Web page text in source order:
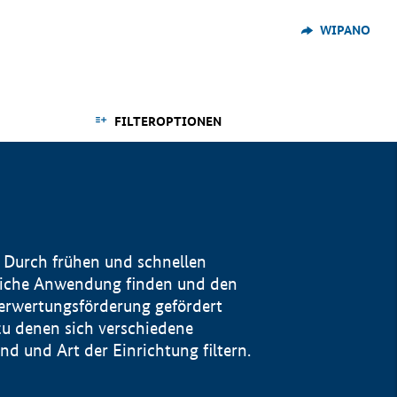
WIPANO
FILTEROPTIONEN
frühen und schnellen
Anwendung finden und den
gefördert
denen sich verschiedene
und Art der Einrichtung filtern.